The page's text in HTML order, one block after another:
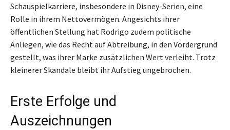
Schauspielkarriere, insbesondere in Disney-Serien, eine
Rolle in ihrem Nettovermögen. Angesichts ihrer
öffentlichen Stellung hat Rodrigo zudem politische
Anliegen, wie das Recht auf Abtreibung, in den Vordergrund
gestellt, was ihrer Marke zusätzlichen Wert verleiht. Trotz
kleinerer Skandale bleibt ihr Aufstieg ungebrochen.
Erste Erfolge und
Auszeichnungen